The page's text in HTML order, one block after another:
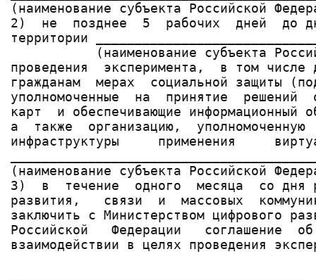
(наименование субъекта Российской
2)  не  позднее  5  рабочих  дней  до
территории
(наименование субъекта
проведения  эксперимента,  в том числе
гражданам  мерах  социальной защиты
уполномоченные  на  принятие  решений
карт  и обеспечивающие информационный
а  также  организацию,
инфраструктуры     применения
(наименование субъекта Российской
3)  в  течение  одного  месяца  со дня
развития,   связи  и  массовых
заключить с Министерством цифрового
Российской   Федерации   соглашение
взаимодействии в целях проведения